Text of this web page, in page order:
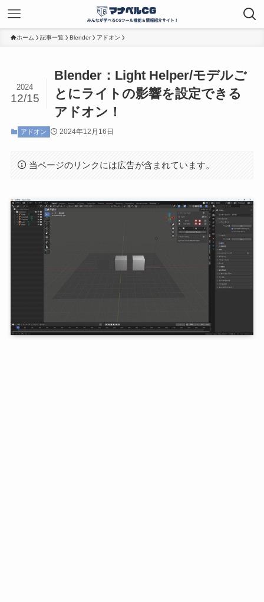
ホーム 記事一覧 Blender アドオン
Blender：Light Helper/モデルご
とにライトの影響を設定できる
アドオン！
2024
12/15
アドオン 2024年12月16日
当ページのリンクには広告が含まれています。